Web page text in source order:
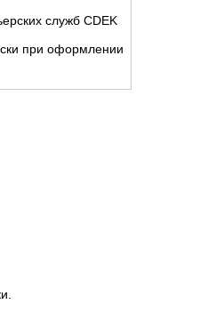
служб CDEK
при оформлении